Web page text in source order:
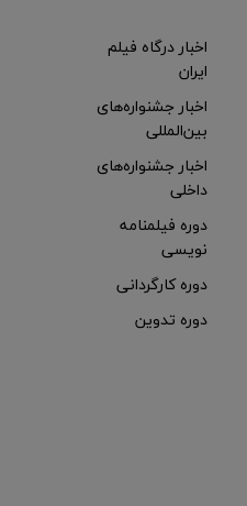
اخبار درگاه فیلم
ایران
اخبار جشنواره‌های
بین‌المللی
اخبار جشنواره‌های
داخلی
دوره فیلمنامه
نویسی
دوره کارگردانی
دوره تدوین